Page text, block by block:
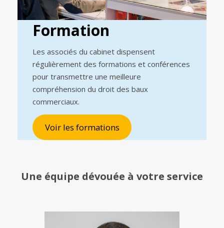
Formation
Les associés du cabinet dispensent
régulièrement des formations et conférences
pour transmettre une meilleure
compréhension du droit des baux
commerciaux.
Voir les formations
Une équipe dévouée à votre service